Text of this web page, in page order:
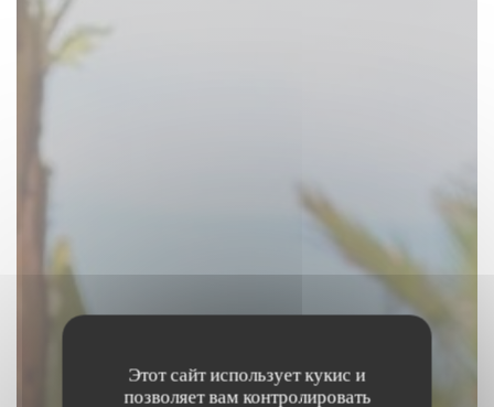
Этот сайт использует кукис и
позволяет вам контролировать